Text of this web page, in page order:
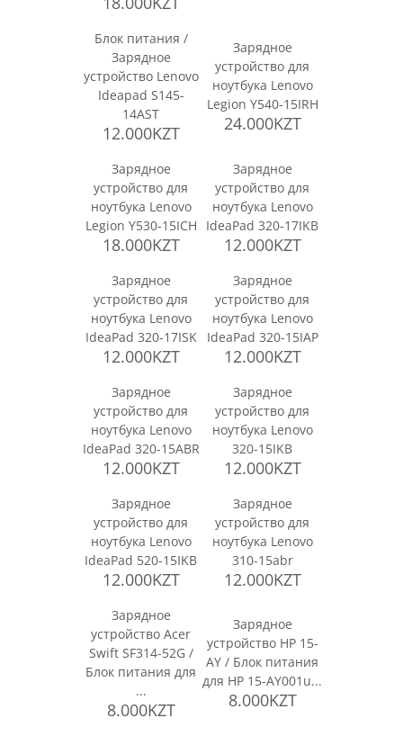
Блок питания /
Зарядное
устройство Lenovo
Ideapad S145-
14AST
12.000KZT
Зарядное
устройство для
ноутбука Lenovo
Legion Y540-15IRH
24.000KZT
Зарядное
устройство для
ноутбука Lenovo
Legion Y530-15ICH
18.000KZT
Зарядное
устройство для
ноутбука Lenovo
IdeaPad 320-17IKB
12.000KZT
Зарядное
устройство для
ноутбука Lenovo
IdeaPad 320-17ISK
12.000KZT
Зарядное
устройство для
ноутбука Lenovo
IdeaPad 320-15IAP
12.000KZT
Зарядное
устройство для
ноутбука Lenovo
IdeaPad 320-15ABR
12.000KZT
Зарядное
устройство для
ноутбука Lenovo
320-15IKB
12.000KZT
Зарядное
устройство для
ноутбука Lenovo
IdeaPad 520-15IKB
12.000KZT
Зарядное
устройство для
ноутбука Lenovo
310-15abr
12.000KZT
Зарядное
устройство Acer
Swift SF314-52G /
Блок питания для
...
8.000KZT
Зарядное
устройство HP 15-
AY / Блок питания
для HP 15-АY001u...
8.000KZT